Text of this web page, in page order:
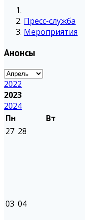
Пресс-служба
Мероприятия
Анонсы
2022
2023
2024
Пн
Вт
27 28
03 04